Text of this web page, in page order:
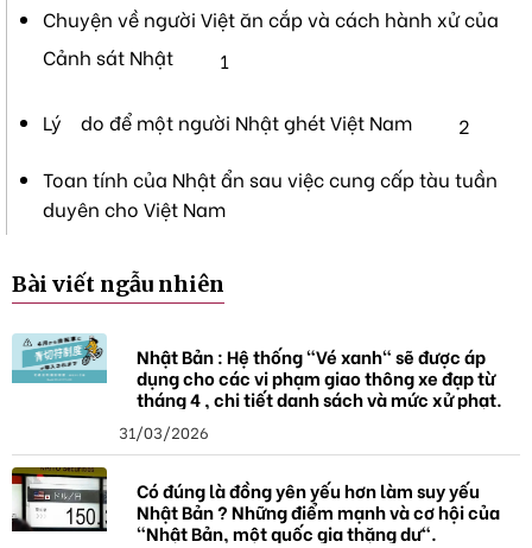
Chuyện về người Việt ăn cắp và cách hành xử của
Cảnh sát Nhật
1
Lý do để một người Nhật ghét Việt Nam
2
Toan tính của Nhật ẩn sau việc cung cấp tàu tuần
duyên cho Việt Nam
Bài viết ngẫu nhiên
Nhật Bản : Hệ thống "Vé xanh" sẽ được áp
dụng cho các vi phạm giao thông xe đạp từ
tháng 4 , chi tiết danh sách và mức xử phạt.
31/03/2026
Có đúng là đồng yên yếu hơn làm suy yếu
Nhật Bản ? Những điểm mạnh và cơ hội của
"Nhật Bản, một quốc gia thặng dư".